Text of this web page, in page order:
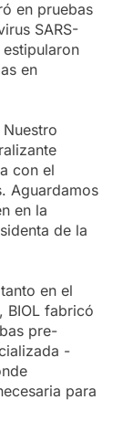
en pruebas
SARS-
en
con el
Aguardamos
en la
de la
en el
BIOL fabricó
pre-
-
para